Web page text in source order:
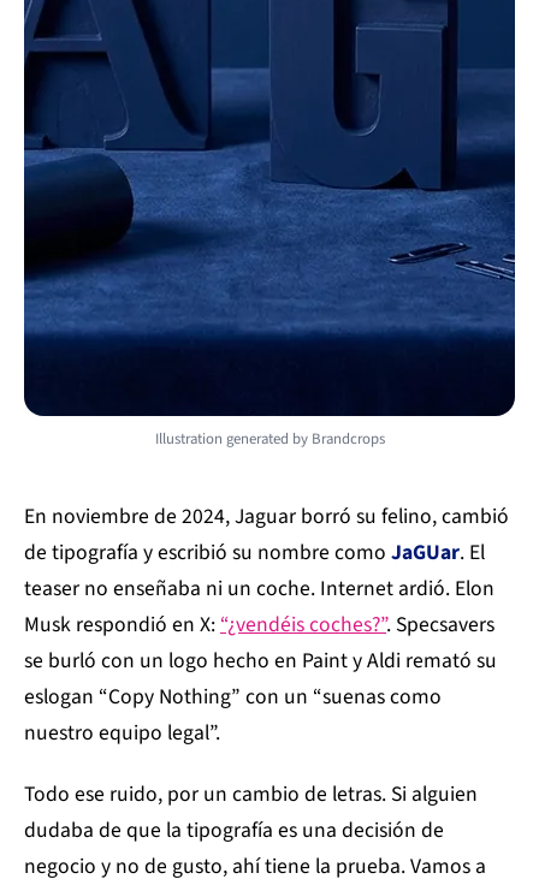
Illustration generated by Brandcrops
En noviembre de 2024, Jaguar borró su felino, cambió
de tipografía y escribió su nombre como JaGUar. El
teaser no enseñaba ni un coche. Internet ardió. Elon
Musk respondió en X: “¿vendéis coches?”. Specsavers
se burló con un logo hecho en Paint y Aldi remató su
eslogan “Copy Nothing” con un “suenas como
nuestro equipo legal”.
Todo ese ruido, por un cambio de letras. Si alguien
dudaba de que la tipografía es una decisión de
negocio y no de gusto, ahí tiene la prueba. Vamos a